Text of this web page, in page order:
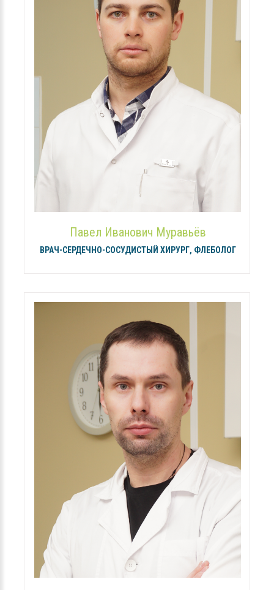
Павел Иванович Муравьёв
ВРАЧ-СЕРДЕЧНО-СОСУДИСТЫЙ ХИРУРГ, ФЛЕБОЛОГ